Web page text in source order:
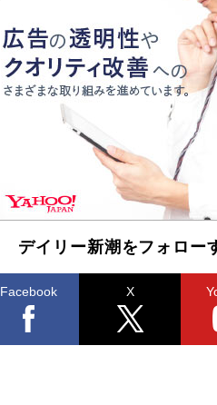
皇室はなぜ世界から尊敬されている
皇陛下はお元気でおられるか」がサウ
一声になる理由
Book Bang
東野圭吾、伊坂幸太郎の人気シリーズ
らも文庫化 映画化された直木賞受賞
イン［文庫ベストセラー］
Book Bang
デイリー新潮をフォロー
Facebook X